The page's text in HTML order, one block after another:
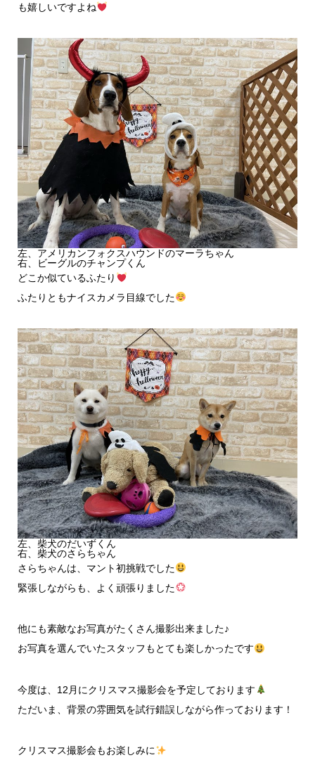
も嬉しいですよね
左、アメリカンフォクスハウンドのマーラちゃん
右、ビーグルのチャンプくん
どこか似ているふたり
ふたりともナイスカメラ目線でした
左、柴犬のだいずくん
右、柴犬のさらちゃん
さらちゃんは、マント初挑戦でした
緊張しながらも、よく頑張りました
他にも素敵なお写真がたくさん撮影出来ました♪
お写真を選んでいたスタッフもとても楽しかったです
今度は、12月にクリスマス撮影会を予定しております
ただいま、背景の雰囲気を試行錯誤しながら作っております！
クリスマス撮影会もお楽しみに